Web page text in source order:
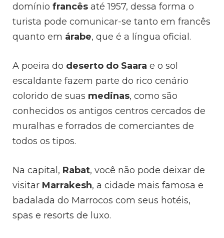
domíniofrancês até 1957, dessa forma o
turista pode comunicar-se tanto em francês
quanto em árabe, que é a língua oficial.
A poeira do deserto do Saara e o sol
escaldante fazem parte do rico cenário
colorido de suas medinas, como são
conhecidos os antigos centros cercados de
muralhas e forrados de comerciantes de
todos os tipos.
Na capital, Rabat, você não pode deixar de
visitar Marrakesh, a cidade mais famosa e
badalada do Marrocos com seus hotéis,
spas e resorts de luxo.